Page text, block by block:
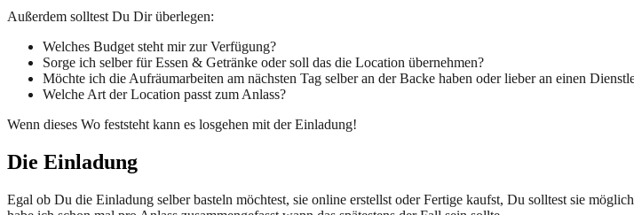
Außerdem solltest Du Dir überlegen:
Welches Budget steht mir zur Verfügung?
Sorge ich selber für Essen & Getränke oder soll das die Location übernehmen?
Möchte ich die Aufräumarbeiten am nächsten Tag selber an der Backe haben oder lieber an einen
Welche Art der Location passt zum Anlass?
Wenn dieses Wo feststeht kann es losgehen mit der Einladung!
Die Einladung
Egal ob Du die Einladung selber basteln möchtest, sie online erstellst oder Fertige kaufst, Du solltest sie